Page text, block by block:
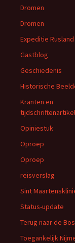
Dromen
Dromen
Expeditie
Gastblog
Geschiedenis
Historische
Kranten en
Opiniestuk
Oproep
Oproep
reisverslag
Sint
Status-update
Terug naar de
Toegankelijk